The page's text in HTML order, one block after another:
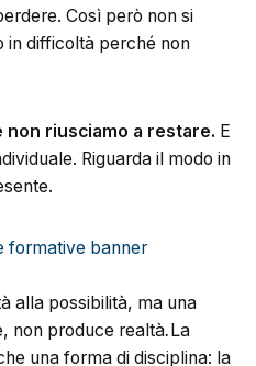
Così però non si
in difficoltà perché non
riusciamo a restare. E
Riguarda il modo in
alla possibilità, ma una
non produce realtà.La
una forma di disciplina: la